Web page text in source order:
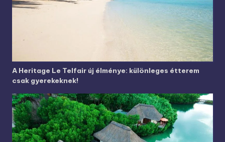
A Heritage Le Telfair új élménye: különleges étterem
csak gyerekeknek!